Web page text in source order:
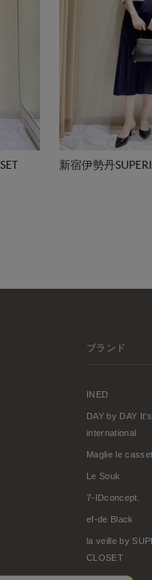
新宿伊勢丹
ブランド
INED
DAY by DAY It's
international
Maglie le
Le Souk
7-IDconcept.
ef-de Black
la veille by
CLOSET